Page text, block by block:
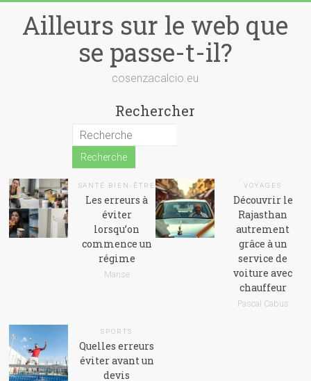
contentAilleurs sur le web que
se passe-t-il?
cosenzacalcio.eu
Rechercher
SANTÉ BIEN-ÊTRE
Les erreurs à
éviter
lorsqu’on
commence un
régime
Marise
VOYAGES
Découvrir le
Rajasthan
autrement
grâce à un
service de
voiture avec
chauffeur
Pascal Cabus
SPORTS
Quelles erreurs
éviter avant un
devis